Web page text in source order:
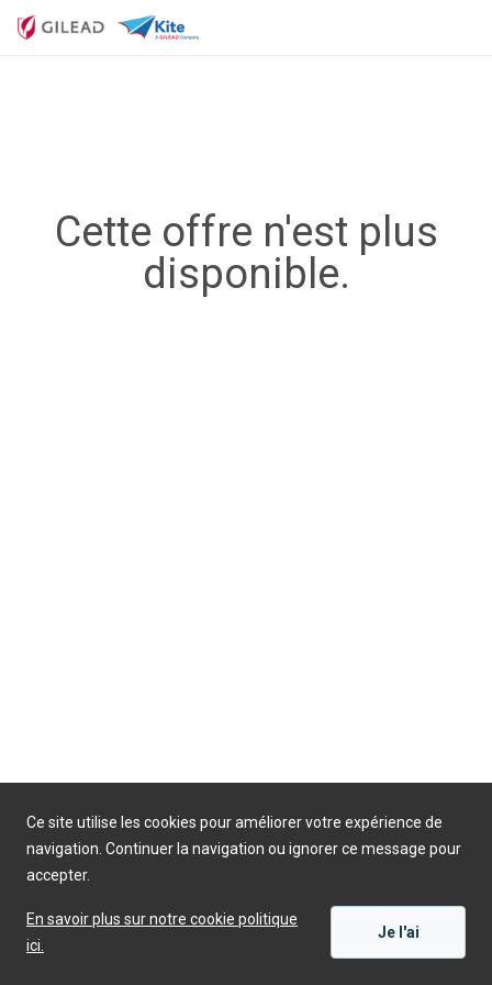
Cette offre n'est plus
disponible.
Ce site utilise les cookies pour améliorer votre expérience de
navigation. Continuer la navigation ou ignorer ce message pour
accepter.
En savoir plus sur notre cookie politique
ici.
Je l'ai